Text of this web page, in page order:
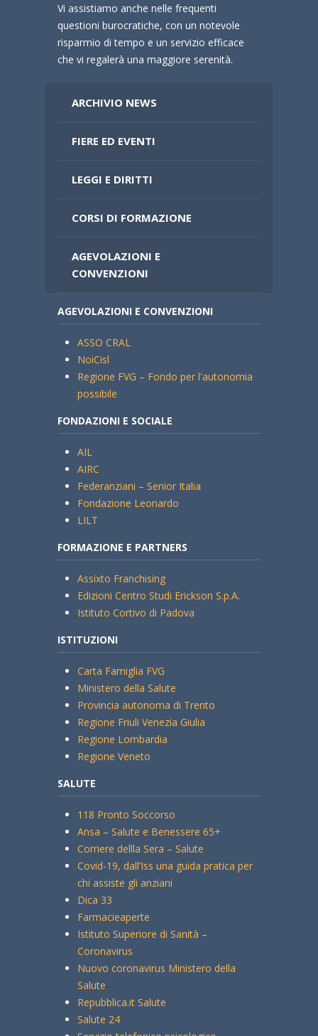
Vi assistiamo anche nelle frequenti
questioni burocratiche, con un notevole
risparmio di tempo e un servizio efficace
che vi regalerà una maggiore serenità.
ARCHIVIO NEWS
FIERE ED EVENTI
LEGGI E DIRITTI
CORSI DI FORMAZIONE
AGEVOLAZIONI E
CONVENZIONI
AGEVOLAZIONI E CONVENZIONI
ASSO CRAL
NoiCisl
Regione FVG – Fondo per l'autonomia
possibile
FONDAZIONI E SOCIALE
AIL
AIRC
Federanziani – Senior Italia
Fondazione Leonardo
LILT
FORMAZIONE E PARTNERS
Assixto Franchising
Edizioni Centro Studi Erickson S.p.A.
Istituto Cortivo di Padova
ISTITUZIONI
Carta Famiglia FVG
Ministero della Salute
Provincia autonoma di Trento
Regione Friuli Venezia Giulia
Regione Lombardia
Regione Veneto
SALUTE
118 Pronto Soccorso
Ansa – Salute e Benessere 65+
Corriere dellla Sera – Salute
Covid-19, dall’Iss una guida pratica per
chi assiste gli anziani
Dica 33
Farmacieaperte
Istituto Superiore di Sanità –
Coronavirus
Nuovo coronavirus Ministero della
Salute
Repubblica.it Salute
Salute 24